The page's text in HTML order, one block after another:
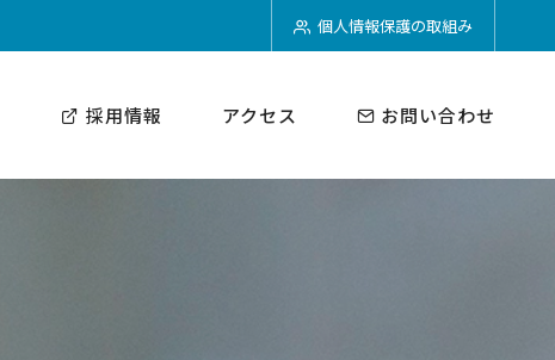
個人情報保護の取組み
採用情報 アクセス お問い合わせ